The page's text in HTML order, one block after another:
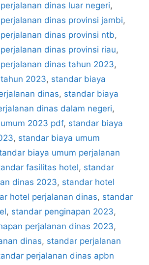
dinas luar negeri,
dinas provinsi jambi,
dinas provinsi ntb,
dinas provinsi riau,
dinas tahun 2023,
2023, standar biaya
dinas, standar biaya
dinas dalam negeri,
2023 pdf, standar biaya
, standar biaya umum
biaya umum perjalanan
fasilitas hotel, standar
dinas 2023, standar hotel
hotel perjalanan dinas, standar
, standar penginapan 2023,
perjalanan dinas 2023,
dinas, standar perjalanan
perjalanan dinas apbn